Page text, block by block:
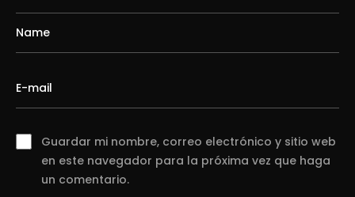
Guardar mi nombre, correo electrónico y sitio web
en este navegador para la próxima vez que haga
un comentario.